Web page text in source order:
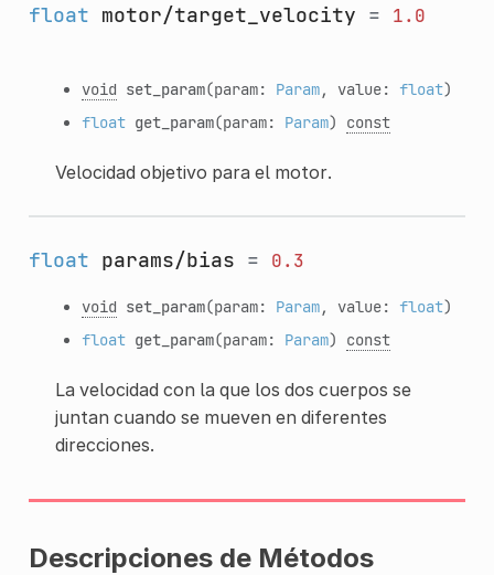
float motor/target_velocity = 1.0
void set_param(param: Param, value: float)
float get_param(param: Param) const
Velocidad objetivo para el motor.
float params/bias = 0.3
void set_param(param: Param, value: float)
float get_param(param: Param) const
La velocidad con la que los dos cuerpos se
juntan cuando se mueven en diferentes
direcciones.
Descripciones de Métodos